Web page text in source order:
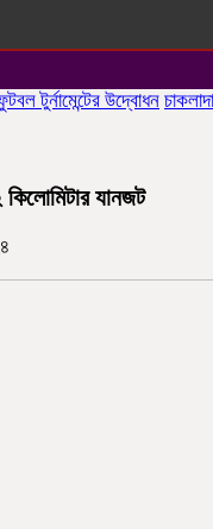
উদ্বোধন চাকলাদার
যানজট